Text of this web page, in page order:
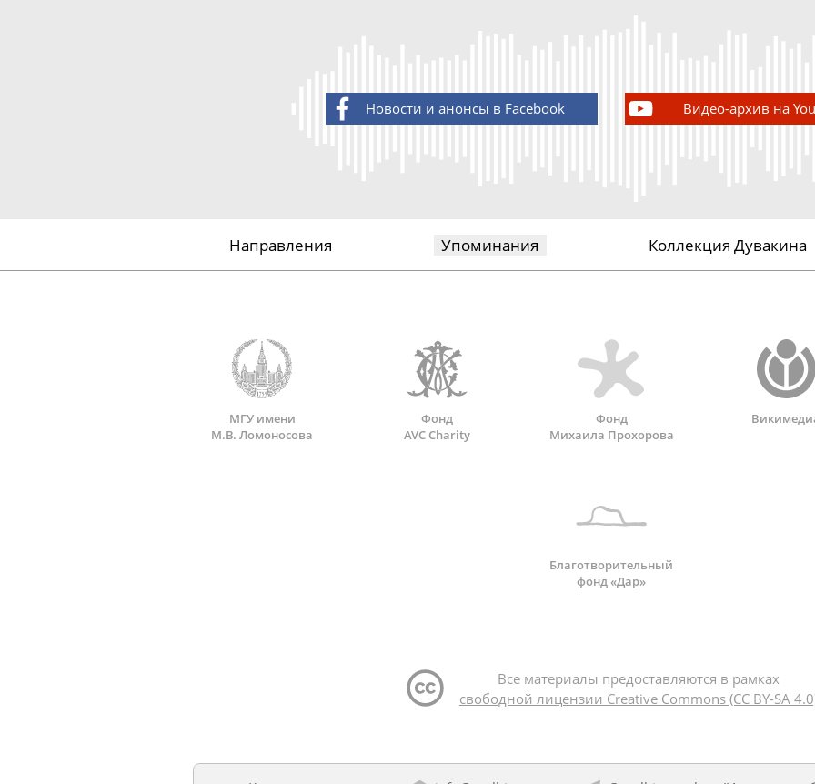
Новости и анонсы в Facebook Видео-архив на
Направления Упоминания Коллекция Дувакина
МГУ имени
М.В. Ломоносова
Фонд
AVC Charity
Фонд
Михаила Прохорова
Благотворительный
фонд «Дар»
Все материалы предоставляются в рамках
свободной лицензии Creative Commons (CC BY-SA